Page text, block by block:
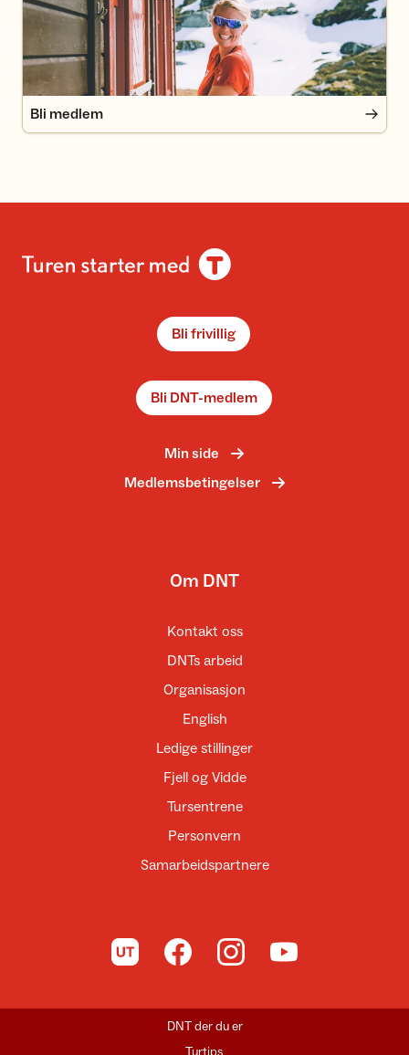
Bli medlem
Bli frivillig
Bli DNT-medlem
Min side
Medlemsbetingelser
Om DNT
Kontakt oss
DNTs arbeid
Organisasjon
English
Ledige stillinger
Fjell og Vidde
Tursentrene
Personvern
Samarbeidspartnere
Til UT.no Til DNT på Facebook
Til DNT på Instagram
Til DNT på YouTube
DNT der du er